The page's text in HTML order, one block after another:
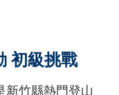
初級挑戰
新竹縣熱門登山